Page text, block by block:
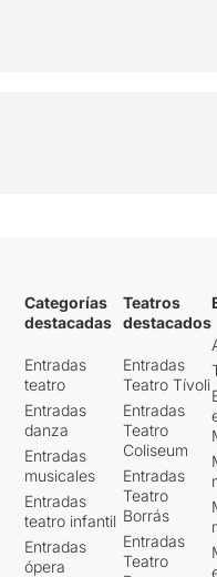
Categorías
destacadas
Entradas
teatro
Entradas
danza
Entradas
musicales
Entradas
teatro infantil
Entradas
ópera
Teatros
destacados
Entradas
Teatro Tívoli
Entradas
Teatro
Coliseum
Entradas
Teatro
Borrás
Entradas
Teatro